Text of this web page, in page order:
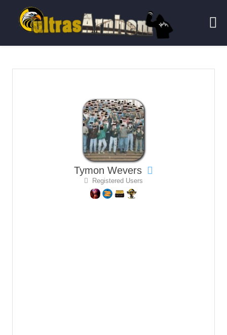
Tymon Wevers
Registered Users